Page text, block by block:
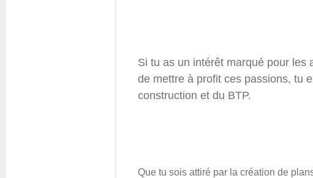
Espace membres
Si tu as un intérêt marqué pour les
de mettre à profit ces passions, tu
construction et du BTP.
Que tu sois attiré par la création de